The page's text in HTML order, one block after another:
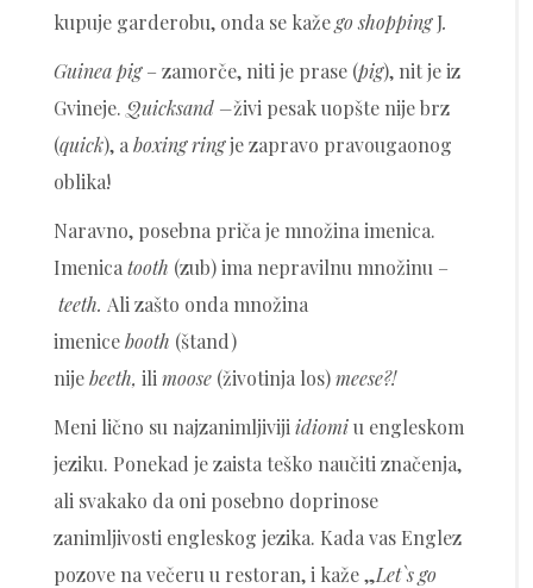
kupuje garderobu, onda se kažego shoppingJ.
Guinea pig– zamorče, niti je prase (pig), nit je iz
Gvineje. Quicksand –živi pesak uopšte nije brz
(quick), a boxing ringje zapravo pravougaonog
oblika!
Naravno, posebna priča je množina imenica.
Imenica tooth (zub) ima nepravilnu množinu –
teeth. Ali zašto onda množina
imenicebooth (štand)
nijebeeth, ili moose (životinja los)meese?!
Meni lično su najzanimljiviji idiomiu engleskom
jeziku. Ponekad je zaista teško naučiti značenja,
ali svakako da oni posebno doprinose
zanimljivosti engleskog jezika. Kada vas Englez
pozove na večeru u restoran, i kaže „Let`s go